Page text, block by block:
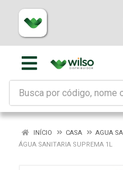
INÍCIO CASA
AGUA
ÁGUA SANITARIA SUPREMA 1L